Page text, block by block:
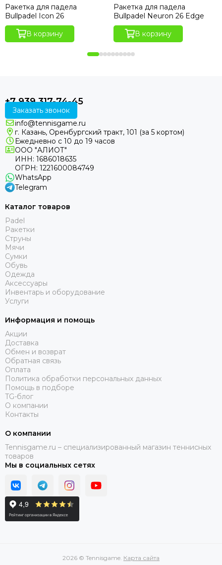
Ракетка для падела
Bullpadel Icon 26
В корзину
Ракетка для падела
Bullpadel Neuron 26 Edge
В корзину
+7 939 317-74-45
Заказать звонок
info@tennisgame.ru
г. Казань, Оренбургский тракт, 101 (за 5 кортом)
Ежедневно с 10 до 19 часов
ООО "АЛИОТ"
ИНН: 1686018635
ОГРН: 1221600084749
WhatsApp
Telegram
Каталог товаров
Padel
Ракетки
Струны
Мячи
Сумки
Обувь
Одежда
Аксессуары
Инвентарь и оборудование
Услуги
Информация и помощь
Акции
Доставка
Обмен и возврат
Обратная связь
Оплата
Политика обработки персональных данных
Помощь в подборе
TG-блог
О компании
Контакты
О компании
Tennisgame.ru – специализированный магазин теннисных
товаров
Мы в социальных сетях
2026 © Tennisgame. Карта сайта